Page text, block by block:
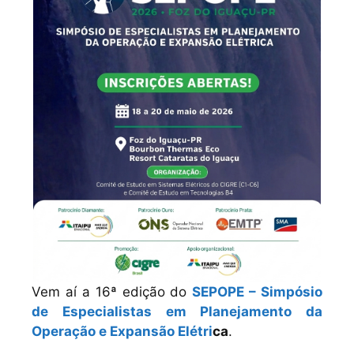
Vem aí a 16ª edição doSEPOPE – Simpósio
de Especialistas em Planejamento da
Operação e Expansão Elétrica.